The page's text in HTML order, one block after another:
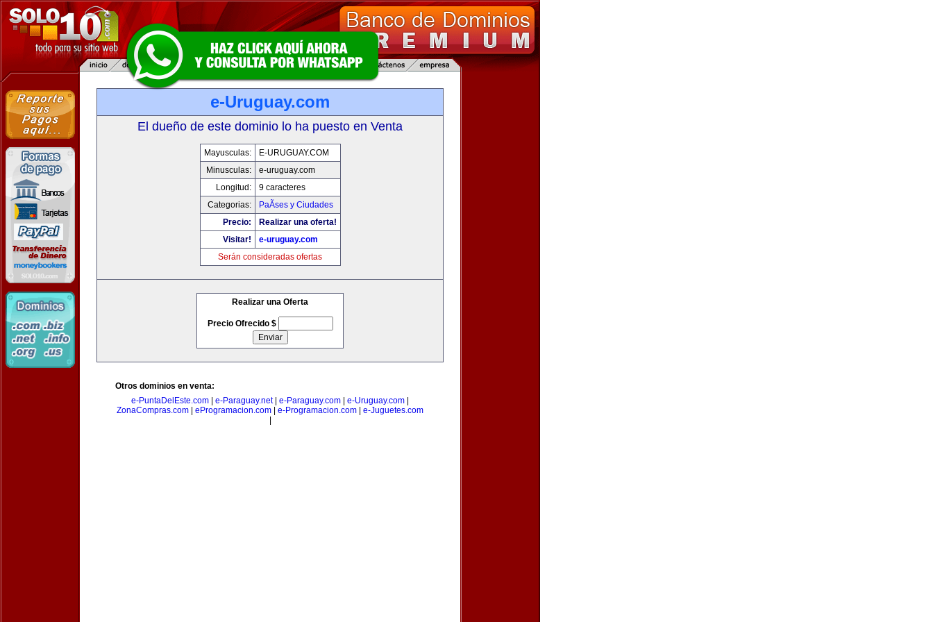
e-Uruguay.com
El dueño de este dominio lo ha puesto en Venta
Mayusculas:
E-URUGUAY.COM
Minusculas:
e-uruguay.com
Longitud:
9 caracteres
Categorias:
PaÃ­ses y Ciudades
Precio:
Realizar una oferta!
Visitar!
e-uruguay.com
Serán consideradas ofertas
Realizar una Oferta
Precio Ofrecido $
Otros dominios en venta:
e-PuntaDelEste.com
e-Paraguay.net| e-Paraguay.com e-Uruguay.com
ZonaCompras.com
eProgramacion.com e-Programacion.com
e-Juguetes.com